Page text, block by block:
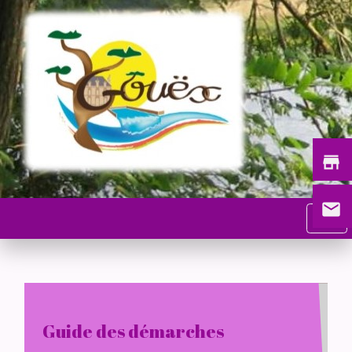
menu
Guide des démarches
store
email